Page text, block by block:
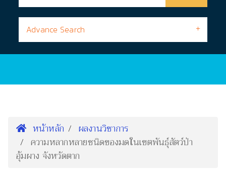
Advance Search
หน้าหลัก
ผลงานวิชาการ
ความหลากหลายชนิดของมดในเขตพันธุ์สัตว์ป่า
อุ้มผาง จังหวัดตาก